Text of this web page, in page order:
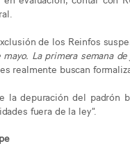
de los Reinfos
mayo. La primera semana
realmente buscan
la depuración del padrón
fuera de la ley”.